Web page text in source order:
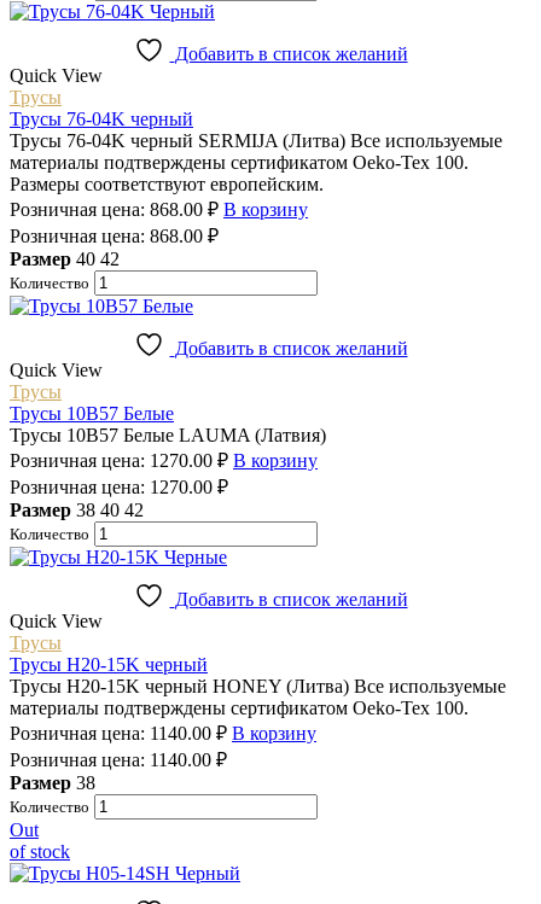
Добавить в список желаний
Quick View
Трусы
Трусы 76-04K черный
Трусы 76-04K черный SERMIJA (Литва) Все используемые
материалы подтверждены сертификатом Oeko-Tex 100.
Размеры соответствуют европейским.
Розничная цена: 868.00 ₽ В корзину
Розничная цена: 868.00 ₽
Размер 40 42
Количество
Добавить в список желаний
Quick View
Трусы
Трусы 10B57 Белые
Трусы 10B57 Белые LAUMA (Латвия)
Розничная цена: 1270.00 ₽ В корзину
Розничная цена: 1270.00 ₽
Размер 38 40 42
Количество
Добавить в список желаний
Quick View
Трусы
Трусы H20-15K черный
Трусы H20-15K черный HONEY (Литва) Все используемые
материалы подтверждены сертификатом Oeko-Tex 100.
Розничная цена: 1140.00 ₽ В корзину
Розничная цена: 1140.00 ₽
Размер 38
Количество
Out
of stock